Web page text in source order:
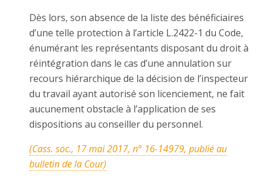
Dès lors, son absence de la liste des bénéficiaires
d’une telle protection à l’article L.2422-1 du Code,
énumérant les représentants disposant du droit à
réintégration dans le cas d’une annulation sur
recours hiérarchique de la décision de l’inspecteur
du travail ayant autorisé son licenciement, ne fait
aucunement obstacle à l’application de ses
dispositions au conseiller du personnel.
(Cass. soc., 17 mai 2017, n° 16-14979, publié au
bulletin de la Cour)